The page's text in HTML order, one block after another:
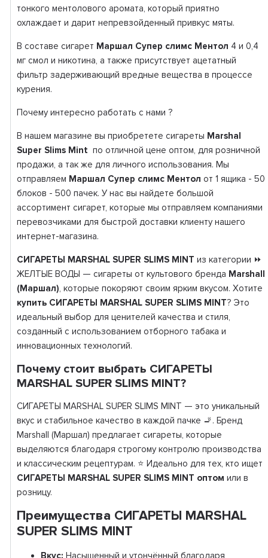
тонкого ментолового аромата, который приятно
охлаждает и дарит непревзойденный привкус мяты.
В составе сигарет Маршал Супер слимс Ментол 4 и 0,4
мг смол и никотина, а также присутствует ацетатный
фильтр задерживающий вредные вещества в процессе
курения.
Почему интересно работать с нами ?
В нашем магазине вы приобретете сигареты Marshal
Super Slims Mint по отличной цене оптом, для розничной
продажи, а так же для личного использования. Мы
отправляем Маршал Супер слимс Ментол от 1 ящика - 50
блоков - 500 пачек. У нас вы найдете большой
ассортимент сигарет, которые мы отправляем компаниями
перевозчиками для быстрой доставки клиенту нашего
интернет-магазина.
СИГАРЕТЫ MARSHAL SUPER SLIMS MINT из категории ⏩
ЖЕЛТЫЕ ВОДЫ — сигареты от культового бренда Marshall
(Маршал), которые покоряют своим ярким вкусом. Хотите
купить СИГАРЕТЫ MARSHAL SUPER SLIMS MINT? Это
идеальный выбор для ценителей качества и стиля,
созданный с использованием отборного табака и
инновационных технологий.
Почему стоит выбрать СИГАРЕТЫ
MARSHAL SUPER SLIMS MINT?
СИГАРЕТЫ MARSHAL SUPER SLIMS MINT — это уникальный
вкус и стабильное качество в каждой пачке 🚬. Бренд
Marshall (Маршал) предлагает сигареты, которые
выделяются благодаря строгому контролю производства
и классическим рецептурам. ⭐ Идеально для тех, кто ищет
СИГАРЕТЫ MARSHAL SUPER SLIMS MINT оптом или в
розницу.
Преимущества СИГАРЕТЫ MARSHAL
SUPER SLIMS MINT
Вкус: Насыщенный и утончённый благодаря